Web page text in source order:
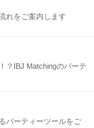
れをご案内します
？IBJ Matchingのパーテ
パーティーツールをご